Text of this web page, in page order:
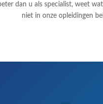
dan u als specialist, weet
niet in onze opleidingen